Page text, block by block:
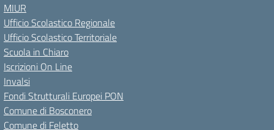
MIUR
Ufficio Scolastico Regionale
Ufficio Scolastico Territoriale
Scuola in Chiaro
Iscrizioni On Line
Invalsi
Fondi Strutturali Europei PON
Comune di Bosconero
Comune di Feletto